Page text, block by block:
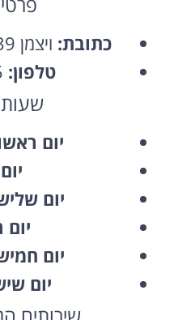
טלפון:04-881-2345
יום
יום
יום
יום
שירותים